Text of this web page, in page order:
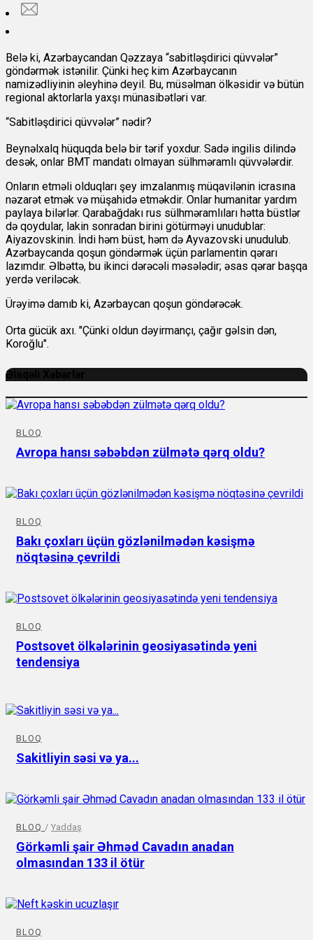
Belə ki, Azərbaycandan Qəzzaya “sabitləşdirici qüvvələr”
göndərmək istənilir. Çünki heç kim Azərbaycanın
namizədliyinin əleyhinə deyil. Bu, müsəlman ölkəsidir və bütün
regional aktorlarla yaxşı münasibətləri var.
“Sabitləşdirici qüvvələr” nədir?
Beynəlxalq hüquqda belə bir tərif yoxdur. Sadə ingilis dilində
desək, onlar BMT mandatı olmayan sülhməramlı qüvvələrdir.
Onların etməli olduqları şey imzalanmış müqavilənin icrasına
nəzarət etmək və müşahidə etməkdir. Onlar humanitar yardım
paylaya bilərlər. Qarabağdakı rus sülhməramlıları hətta büstlər
də qoydular, lakin sonradan birini götürməyi unudublar:
Aiyazovskinin. İndi həm büst, həm də Ayvazovski unudulub.
Azərbaycanda qoşun göndərmək üçün parlamentin qərarı
lazımdır. Əlbəttə, bu ikinci dərəcəli məsələdir; əsas qərar başqa
yerdə veriləcək.
Ürəyimə damıb ki, Azərbaycan qoşun göndərəcək.
Orta gücük axı. "Çünki oldun dəyirmançı, çağır gəlsin dən,
Koroğlu".
Əlaqəli Xəbərlər
BLOQ
Avropa hansı səbəbdən zülmətə qərq oldu?
BLOQ
Bakı çoxları üçün gözlənilmədən kəsişmə
nöqtəsinə çevrildi
BLOQ
Postsovet ölkələrinin geosiyasətində yeni
tendensiya
BLOQ
Sakitliyin səsi və ya...
BLOQ / Yaddaş
Görkəmli şair Əhməd Cavadın anadan
olmasından 133 il ötür
BLOQ